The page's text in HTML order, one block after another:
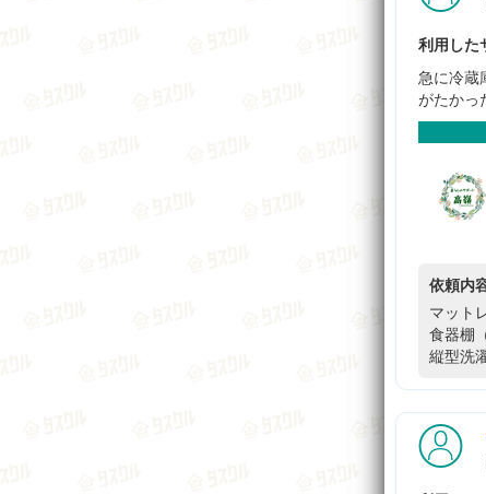
利用した
急に冷蔵
がたかっ
依頼内
マット
食器棚
縦型洗